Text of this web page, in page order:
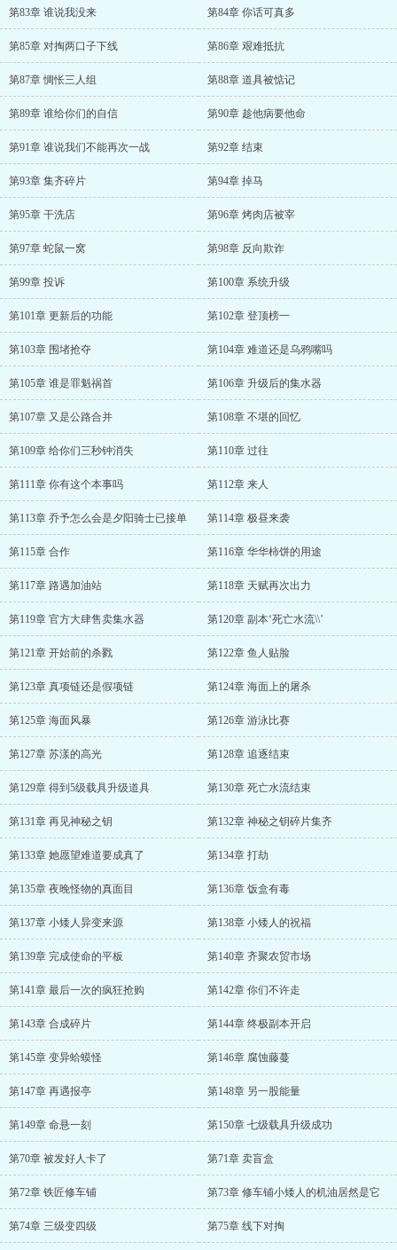
第83章 谁说我没来 第84章 你话可真多
第85章 对掏两口子下线 第86章 艰难抵抗
第87章 惆怅三人组 第88章 道具被惦记
第89章 谁给你们的自信 第90章 趁他病要他命
第91章 谁说我们不能再次一战 第92章 结束
第93章 集齐碎片 第94章 掉马
第95章 干洗店 第96章 烤肉店被宰
第97章 蛇鼠一窝 第98章 反向欺诈
第99章 投诉 第100章 系统升级
第101章 更新后的功能 第102章 登顶榜一
第103章 围堵抢夺 第104章 难道还是乌鸦嘴吗
第105章 谁是罪魁祸首 第106章 升级后的集水器
第107章 又是公路合并 第108章 不堪的回忆
第109章 给你们三秒钟消失 第110章 过往
第111章 你有这个本事吗 第112章 来人
第113章 乔予怎么会是夕阳骑士已接单 第114章 极昼来袭
第115章 合作 第116章 华华柿饼的用途
第117章 路遇加油站 第118章 天赋再次出力
第119章 官方大肆售卖集水器 第120章 副本‘死亡水流\\’
第121章 开始前的杀戮 第122章 鱼人贴脸
第123章 真项链还是假项链 第124章 海面上的屠杀
第125章 海面风暴 第126章 游泳比赛
第127章 苏漾的高光 第128章 追逐结束
第129章 得到5级载具升级道具 第130章 死亡水流结束
第131章 再见神秘之钥 第132章 神秘之钥碎片集齐
第133章 她愿望难道要成真了 第134章 打劫
第135章 夜晚怪物的真面目 第136章 饭盒有毒
第137章 小矮人异变来源 第138章 小矮人的祝福
第139章 完成使命的平板 第140章 齐聚农贸市场
第141章 最后一次的疯狂抢购 第142章 你们不许走
第143章 合成碎片 第144章 终极副本开启
第145章 变异蛤蟆怪 第146章 腐蚀藤蔓
第147章 再遇报亭 第148章 另一股能量
第149章 命悬一刻 第150章 七级载具升级成功
第70章 被发好人卡了 第71章 卖盲盒
第72章 铁匠修车铺 第73章 修车铺小矮人的机油居然是它
第74章 三级变四级 第75章 线下对掏